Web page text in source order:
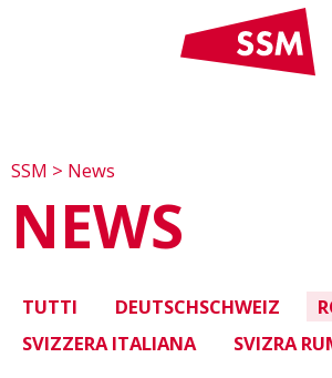
SSM > News
NEWS
TUTTI DEUTSCHSCHWEIZ
SVIZZERA ITALIANA
SVIZRA